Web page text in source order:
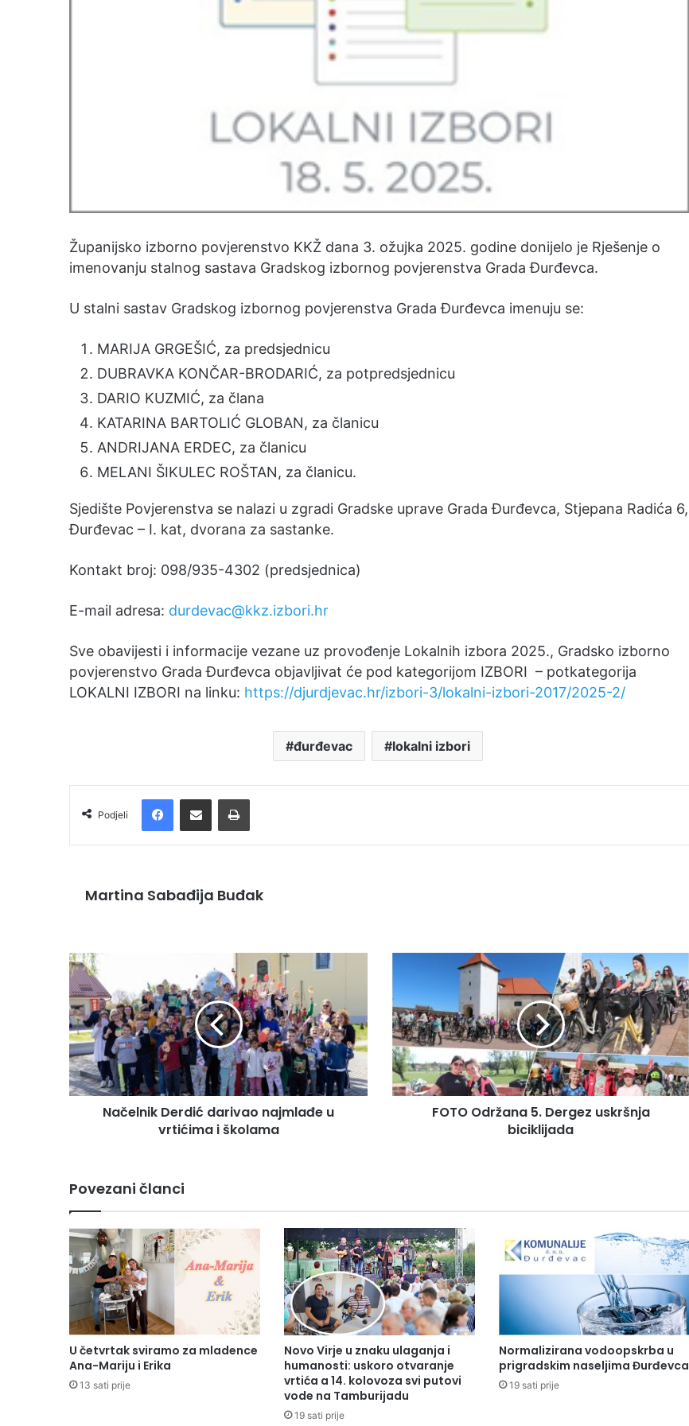
Županijsko izborno povjerenstvo KKŽ dana 3. ožujka 2025. godine donijelo je Rješenje o
imenovanju stalnog sastava Gradskog izbornog povjerenstva Grada Đurđevca.
U stalni sastav Gradskog izbornog povjerenstva Grada Đurđevca imenuju se:
MARIJA GRGEŠIĆ, za predsjednicu
DUBRAVKA KONČAR-BRODARIĆ, za potpredsjednicu
DARIO KUZMIĆ, za člana
KATARINA BARTOLIĆ GLOBAN, za članicu
ANDRIJANA ERDEC, za članicu
MELANI ŠIKULEC ROŠTAN, za članicu.
Sjedište Povjerenstva se nalazi u zgradi Gradske uprave Grada Đurđevca, Stjepana Radića 6,
Đurđevac – I. kat, dvorana za sastanke.
Kontakt broj: 098/935-4302 (predsjednica)
E-mail adresa: durdevac@kkz.izbori.hr
Sve obavijesti i informacije vezane uz provođenje Lokalnih izbora 2025., Gradsko izborno
povjerenstvo Grada Đurđevca objavljivat će pod kategorijom IZBORI – potkategorija
LOKALNI IZBORI na linku: https://djurdjevac.hr/izbori-3/lokalni-izbori-2017/2025-2/
đurđevac lokalni izbori
Podjeli
Martina Sabađija Buđak
Načelnik Derdić darivao najmlađe u
vrtićima i školama
FOTO Održana 5. Dergez uskršnja
biciklijada
Povezani članci
U četvrtak sviramo za mladence
Ana-Mariju i Erika
13 sati prije
Novo Virje u znaku ulaganja i
humanosti: uskoro otvaranje
vrtića a 14. kolovoza svi putovi
vode na Tamburijadu
19 sati prije
Normalizirana vodoopskrba u
prigradskim naseljima Đurđevca
19 sati prije